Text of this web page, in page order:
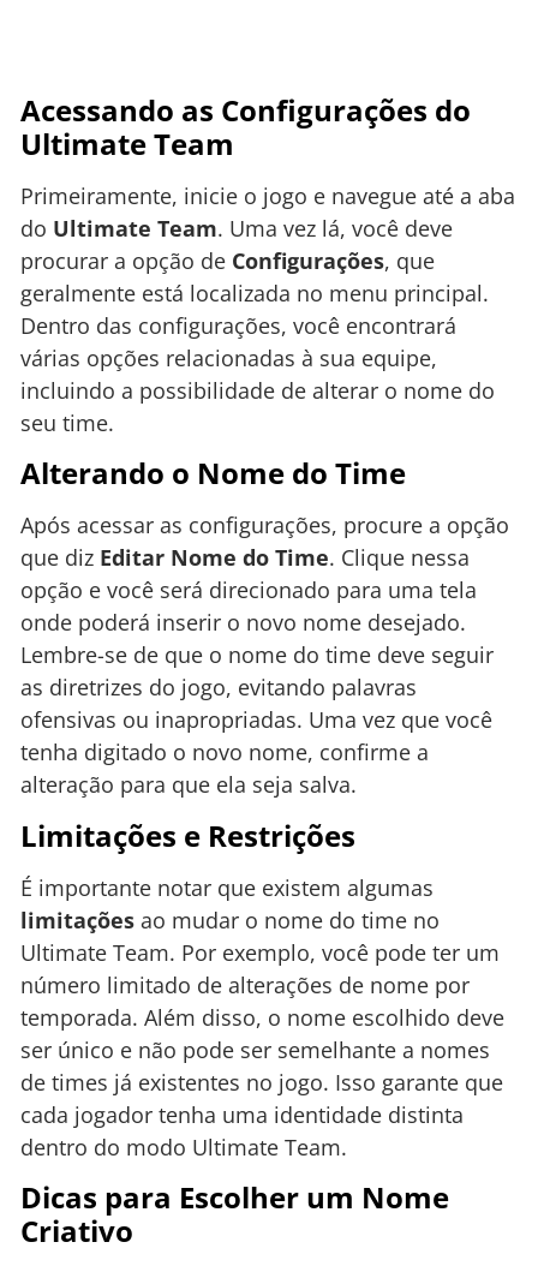
Acessando as Configurações do
Ultimate Team
Primeiramente, inicie o jogo e navegue até a aba
do Ultimate Team. Uma vez lá, você deve
procurar a opção de Configurações, que
geralmente está localizada no menu principal.
Dentro das configurações, você encontrará
várias opções relacionadas à sua equipe,
incluindo a possibilidade de alterar o nome do
seu time.
Alterando o Nome do Time
Após acessar as configurações, procure a opção
que diz Editar Nome do Time. Clique nessa
opção e você será direcionado para uma tela
onde poderá inserir o novo nome desejado.
Lembre-se de que o nome do time deve seguir
as diretrizes do jogo, evitando palavras
ofensivas ou inapropriadas. Uma vez que você
tenha digitado o novo nome, confirme a
alteração para que ela seja salva.
Limitações e Restrições
É importante notar que existem algumas
limitações ao mudar o nome do time no
Ultimate Team. Por exemplo, você pode ter um
número limitado de alterações de nome por
temporada. Além disso, o nome escolhido deve
ser único e não pode ser semelhante a nomes
de times já existentes no jogo. Isso garante que
cada jogador tenha uma identidade distinta
dentro do modo Ultimate Team.
Dicas para Escolher um Nome
Criativo